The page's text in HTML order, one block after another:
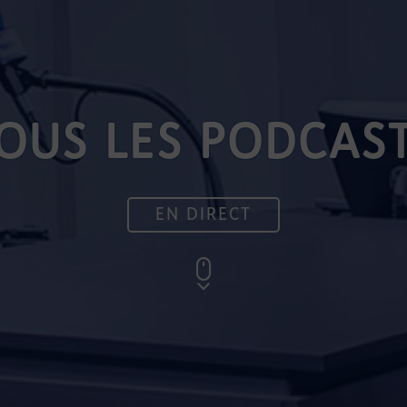
LES
EN DIRECT